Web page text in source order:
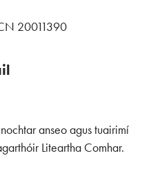
20011390
anseo agus tuairimí
Liteartha Comhar.